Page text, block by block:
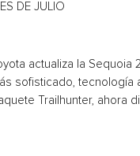
DE JULIO
actualiza la
sofisticado, tecnología
Trailhunter, ahora